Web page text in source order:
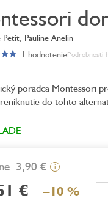
Petit, Pauline Anelin
Podrobnosti
Priemerné
je
5,0
5
hviezdičiek.
1 hodnotenie
poradca Montessori
do tohto
3,90 € i
€ –10 %